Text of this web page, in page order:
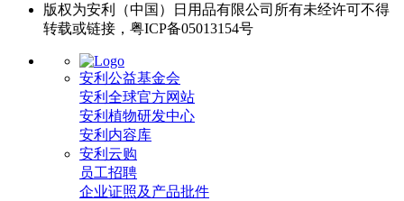
版权为安利（中国）日用品有限公司所有未经许可不得
转载或链接，粤ICP备05013154号
安利公益基金会
安利全球官方网站
安利植物研发中心
安利内容库
安利云购
员工招聘
企业证照及产品批件